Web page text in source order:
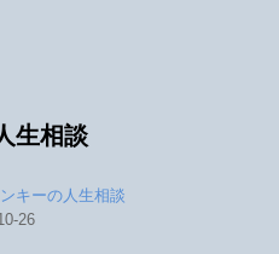
生相談
キーの人生相談
26